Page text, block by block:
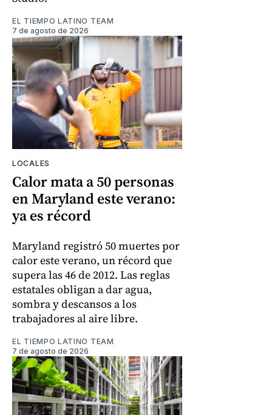
EL TIEMPO LATINO TEAM
7 de agosto de 2026
LOCALES
Calor mata a 50 personas
en Maryland este verano:
ya es récord
Maryland registró 50 muertes por
calor este verano, un récord que
supera las 46 de 2012. Las reglas
estatales obligan a dar agua,
sombra y descansos a los
trabajadores al aire libre.
EL TIEMPO LATINO TEAM
7 de agosto de 2026